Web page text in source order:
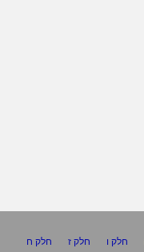
חלק ו חלק ז
חלק ח